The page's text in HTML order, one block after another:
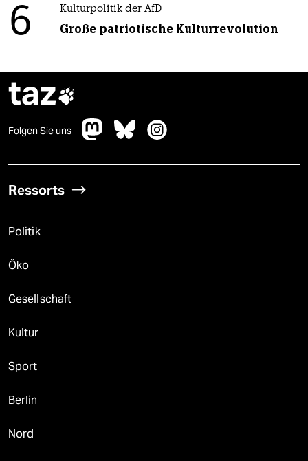
6 Kulturpolitik der AfD
Große patriotische Kulturrevolution
taz
Folgen Sie uns
Ressorts
Politik
Öko
Gesellschaft
Kultur
Sport
Berlin
Nord